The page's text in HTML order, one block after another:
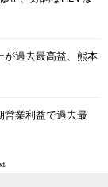
が過去最高益、熊本
営業利益で過去最